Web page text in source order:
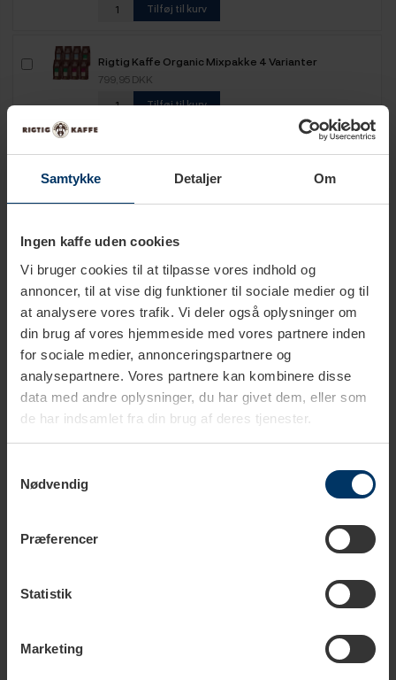
Samtykke Detaljer Om
Ingen kaffe uden cookies
Vi bruger cookies til at tilpasse vores indhold og
annoncer, til at vise dig funktioner til sociale medier og til
at analysere vores trafik. Vi deler også oplysninger om
din brug af vores hjemmeside med vores partnere inden
for sociale medier, annonceringspartnere og
analysepartnere. Vores partnere kan kombinere disse
data med andre oplysninger, du har givet dem, eller som
de har indsamlet fra din brug af deres tjenester.
Nødvendig
Præferencer
Statistik
Marketing
Tilføj til kurv
Rigtig Kaffe Organic Mixpakke 4 Varianter
799,95 DKK
Tilføj til kurv
Rigtig Kaffe Mixpakke 2,1kg Hele kaffebønner
499,95 DKK
Tilføj til kurv
Rigtig Kaffe Mixpakke 2,5kg Hele kaffebønner
Tilføj til kurv
Rigtig Kaffe Mixpakke 5,2kg Hele kaffebønner